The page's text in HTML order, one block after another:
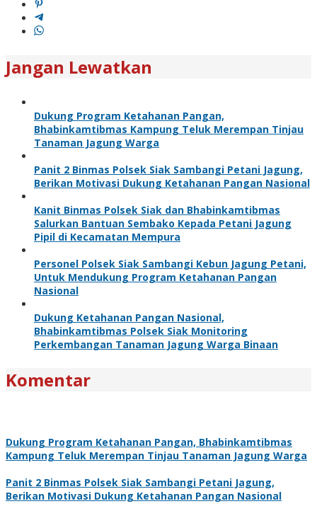
Jangan Lewatkan
Dukung Program Ketahanan Pangan,
Bhabinkamtibmas Kampung Teluk Merempan Tinjau
Tanaman Jagung Warga
Panit 2 Binmas Polsek Siak Sambangi Petani Jagung,
Berikan Motivasi Dukung Ketahanan Pangan Nasional
Kanit Binmas Polsek Siak dan Bhabinkamtibmas
Salurkan Bantuan Sembako Kepada Petani Jagung
Pipil di Kecamatan Mempura
Personel Polsek Siak Sambangi Kebun Jagung Petani,
Untuk Mendukung Program Ketahanan Pangan
Nasional
Dukung Ketahanan Pangan Nasional,
Bhabinkamtibmas Polsek Siak Monitoring
Perkembangan Tanaman Jagung Warga Binaan
Komentar
Dukung Program Ketahanan Pangan, Bhabinkamtibmas
Kampung Teluk Merempan Tinjau Tanaman Jagung Warga
Panit 2 Binmas Polsek Siak Sambangi Petani Jagung,
Berikan Motivasi Dukung Ketahanan Pangan Nasional